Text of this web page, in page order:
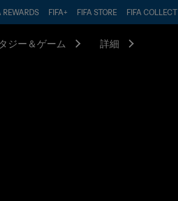
REWARDS FIFA+ FIFA STORE FIFA COLLECT
ジー＆ゲーム 詳細